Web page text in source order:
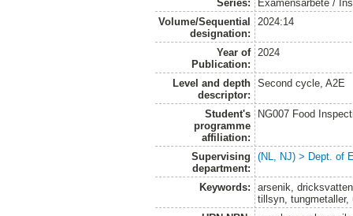
Series:
Examensarbete /
Volume/Sequential
designation:
2024:14
Year of
Publication:
2024
Level and depth
descriptor:
Second cycle, A2E
Student's
programme
affiliation:
NG007 Food
Supervising
department:
(NL, NJ) > Dept. of
Keywords:
arsenik,
tillsyn, tungmetaller,